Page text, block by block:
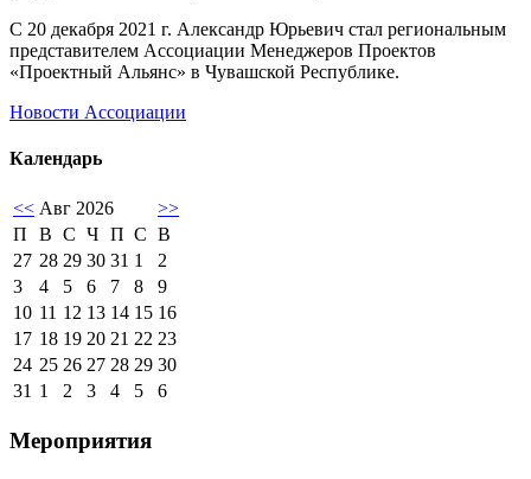
С 20 декабря 2021 г. Александр Юрьевич стал региональным
представителем Ассоциации Менеджеров Проектов
«Проектный Альянс» в Чувашской Республике.
Новости Ассоциации
Календарь
<< Авг 2026
>>
П
В С Ч П С В
27 28 29 30 31 1
2
3
4 5 6 7 8
9
10 11 12 13 14 15 16
17 18 19 20 21 22 23
24 25 26 27 28 29 30
31 1 2 3 4 5 6
Мероприятия